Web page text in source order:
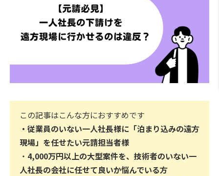
この記事はこんな方におすすめです
・ 従業員のいない一人社長様に「泊まり込みの遠方
現場」を任せたい元請担当者様
・ 4,000万円以上の大型案件を、技術者のいない一
人社長の会社に任せて良いか悩んでいる方